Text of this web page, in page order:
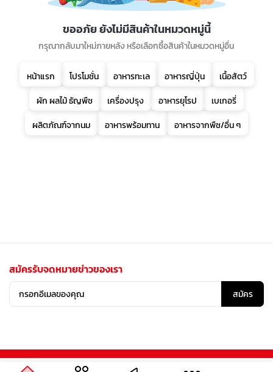
ขออภัย ยังไม่มีสินค้าในหมวดหมู่นี้
กรุณากลับมาใหม่ภายหลัง หรือเลือกซื้อสินค้าในหมวดหมู่อื่น
หน้าแรก โปรโมชั่น อาหารทะเล อาหารญี่ปุ่น
เนื้อสัตว์
ผัก ผลไม้ ธัญพืช
เครื่องปรุง อาหารยุโรป
เบเกอรี่
ผลิตภัณฑ์จากนม
อาหารพร้อมทาน อาหารจากพืช/อื่น ๆ
สมัครรับจดหมายข่าวของเรา
สมัคร